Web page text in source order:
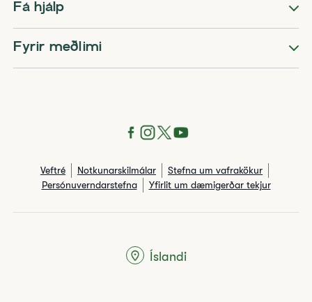
Fá hjálp
Fyrir meðlimi
Veftré Notkunarskilmálar
Stefna um vafrakökur
Persónuverndarstefna
Yfirlit um dæmigerðar tekjur
Íslandi